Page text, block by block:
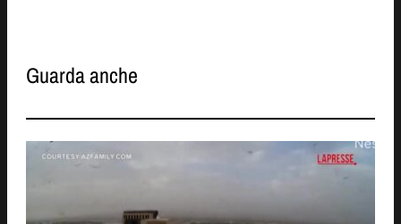
Guarda anche